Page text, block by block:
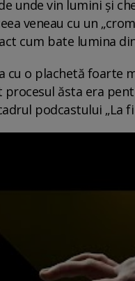
unde vin lumini și
veneau cu un
cum bate lumina
cu o plachetă foarte
ăsta era
podcastului „La